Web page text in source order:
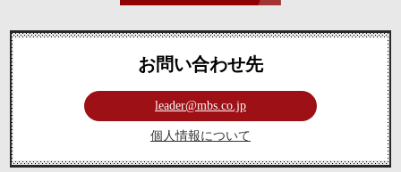
お問い合わせ先
leader@mbs.co.jp
個人情報について